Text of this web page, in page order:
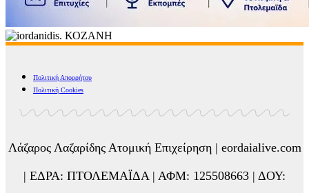
Πολιτική Απορρήτου
Πολιτική Cookies
Λάζαρος Λαζαρίδης Ατομική Επιχείρηση | eordaialive.com
| ΕΔΡΑ: ΠΤΟΛΕΜΑΪΔΑ | ΑΦΜ: 125508663 | ΔΟΥ: